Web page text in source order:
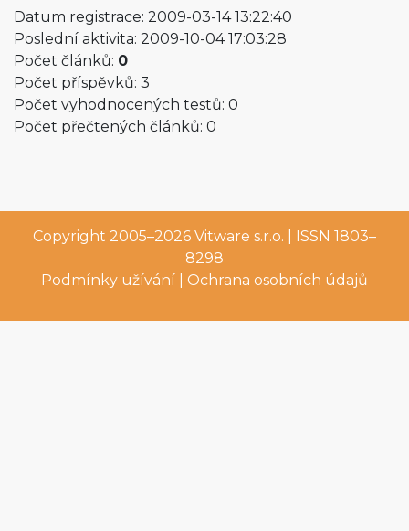
Datum registrace: 2009-03-14 13:22:40
Poslední aktivita: 2009-10-04 17:03:28
Počet článků: 0
Počet příspěvků: 3
Počet vyhodnocených testů: 0
Počet přečtených článků: 0
Copyright 2005–2026 Vitware s.r.o. | ISSN 1803–
8298
Podmínky užívání
Ochrana osobních údajů